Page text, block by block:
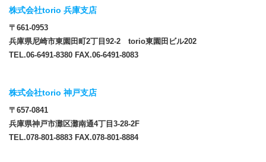
株式会社torio 兵庫支店
〒661-0953
兵庫県尼崎市東園田町2丁目92-2 torio東園田ビル202
TEL.06-6491-8380 FAX.06-6491-8083
株式会社torio 神戸支店
〒657-0841
兵庫県神戸市灘区灘南通4丁目3-28-2F
TEL.078-801-8883 FAX.078-801-8884